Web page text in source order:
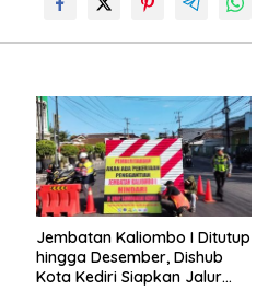
Jembatan Kaliombo I Ditutup
hingga Desember, Dishub
Kota Kediri Siapkan Jalur